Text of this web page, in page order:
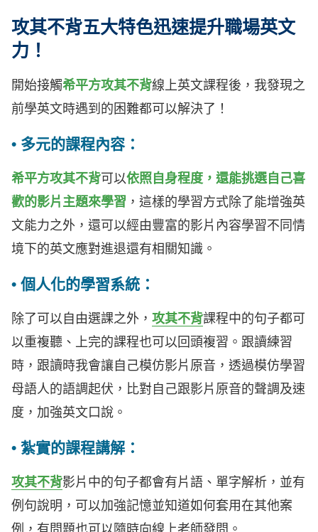
攻其不背五大特色迅速提升職場英文
力！
開始接觸希平方攻其不背線上英文課程後，我發現之
前學英文時遇到的困難都可以解決了！
• 多元的課程內容：
希平方攻其不背可以依照自身程度，還能挑選自己喜
歡的影片主題來學習 ，這樣的學習方式除了能增強英
文能力之外，還可以經由豐富的影片內容學習不同情
境下的英文應對進退還有相關知識。
• 個人化的學習系統：
除了可以自由選課之外， 攻其不背課程中的句子都可
以重複聽、上完的課程也可以回頭複習。跟讀練習
時，跟讀時我會讓自己模仿影片原音，透過模仿學習
母語人的語調起伏，比對自己跟影片原音的聲調及速
度，加強英文口說。
• 紮實的課程講解：
攻其不背影片中的句子都會有片語、單字解析，並有
例句說明，可以加強記憶並知道如何套用在其他案